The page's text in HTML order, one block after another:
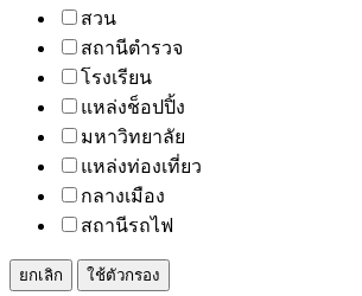
สวน
สถานีตำรวจ
โรงเรียน
แหล่งช็อปปิ้ง
มหาวิทยาลัย
แหล่งท่องเที่ยว
กลางเมือง
สถานีรถไฟ
ยกเลิก ใช้ตัวกรอง